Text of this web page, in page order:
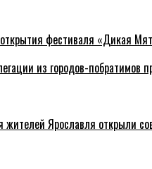
фестиваля «Дикая
из городов-побратимов
жителей Ярославля открыли